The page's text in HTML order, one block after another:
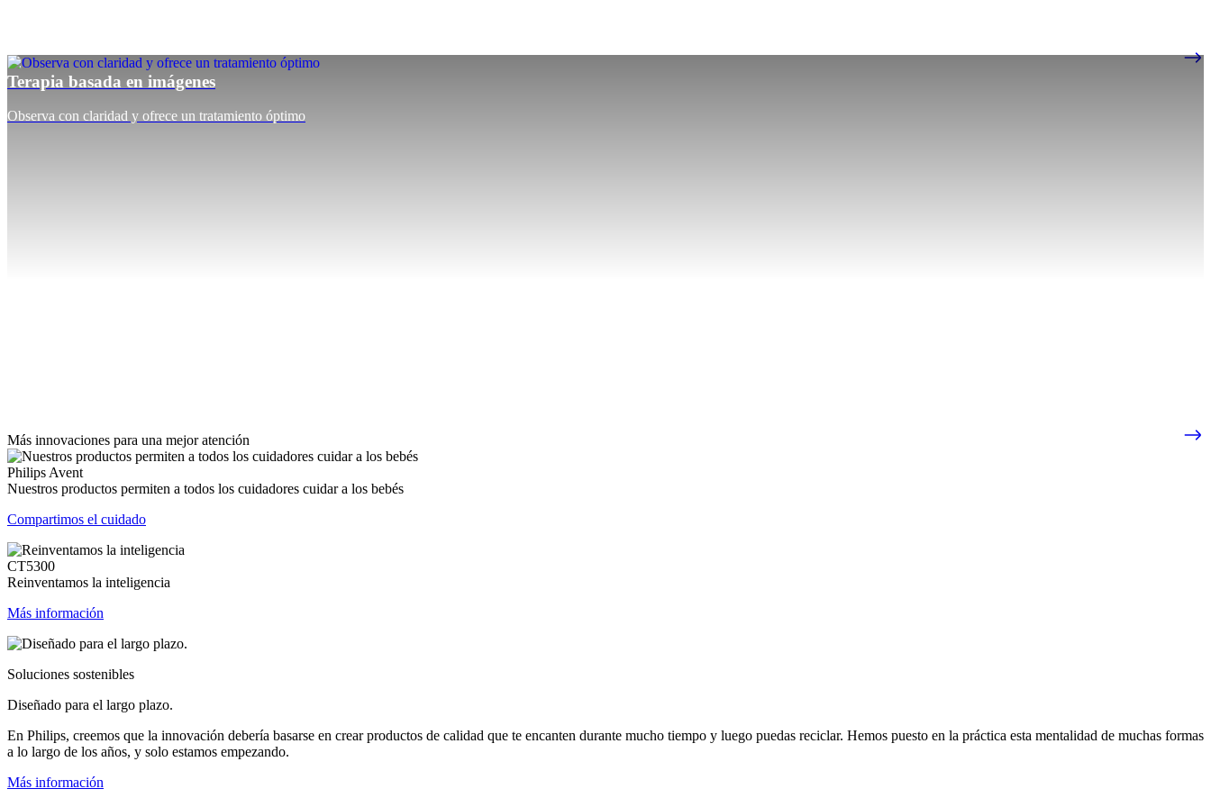
Terapia basada en imágenes
Observa con claridad y ofrece un tratamiento óptimo
Más innovaciones para una mejor atención
Philips Avent
Nuestros productos permiten a todos los cuidadores cuidar a los bebés
Compartimos el cuidado
CT5300
Reinventamos la inteligencia
Más información
Soluciones sostenibles
Diseñado para el largo plazo.
En Philips, creemos que la innovación debería basarse en crear productos de calidad que te encanten durante mucho tiempo y luego puedas reciclar. Hemos puesto en la práctica esta mentalidad de muchas formas
a lo largo de los años, y solo estamos empezando.
Más información